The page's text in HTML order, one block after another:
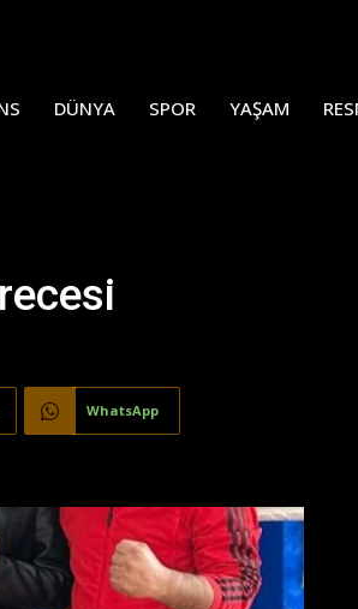
DÜNYA SPOR YAŞAM
WhatsApp